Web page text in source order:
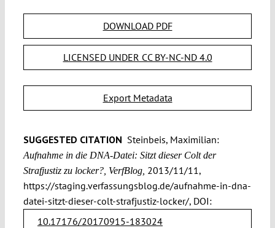
DOWNLOAD PDF
LICENSED UNDER CC BY-NC-ND 4.0
Export Metadata
SUGGESTED CITATION Steinbeis, Maximilian:
Aufnahme in die DNA-Datei: Sitzt dieser Colt der
Strafjustiz zu locker?, VerfBlog, 2013/11/11,
https://staging.verfassungsblog.de/aufnahme-in-dna-
datei-sitzt-dieser-colt-strafjustiz-locker/, DOI:
10.17176/20170915-183024